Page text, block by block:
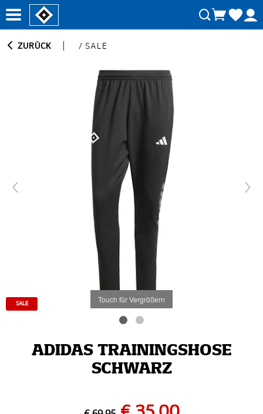
ZURÜCK /SALE
Touch für Vergrößern
SALE
ADIDAS TRAININGSHOSE
SCHWARZ